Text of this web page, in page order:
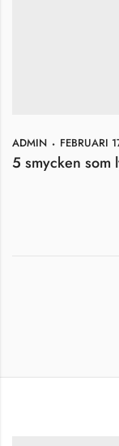
ADMIN FEBRUARI
5 smycken